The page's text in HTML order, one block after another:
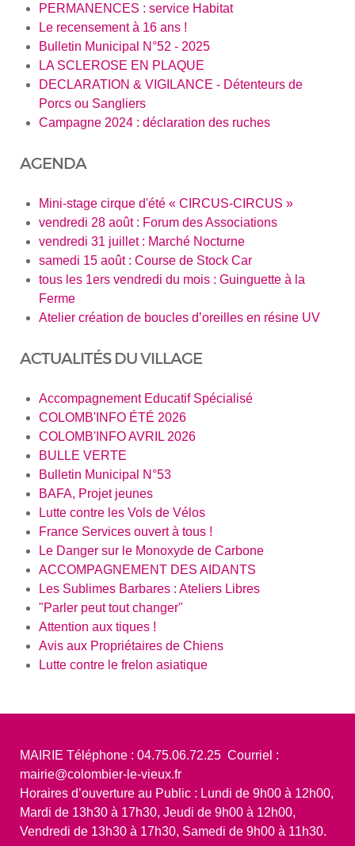
PERMANENCES : service Habitat
Le recensement à 16 ans !
Bulletin Municipal N°52 - 2025
LA SCLEROSE EN PLAQUE
DECLARATION & VIGILANCE - Détenteurs de
Porcs ou Sangliers
Campagne 2024 : déclaration des ruches
AGENDA
Mini-stage cirque d'été « CIRCUS-CIRCUS »
vendredi 28 août : Forum des Associations
vendredi 31 juillet : Marché Nocturne
samedi 15 août : Course de Stock Car
tous les 1ers vendredi du mois : Guinguette à la
Ferme
Atelier création de boucles d’oreilles en résine UV
ACTUALITÉS DU VILLAGE
Accompagnement Educatif Spécialisé
COLOMB'INFO ÉTÉ 2026
COLOMB'INFO AVRIL 2026
BULLE VERTE
Bulletin Municipal N°53
BAFA, Projet jeunes
Lutte contre les Vols de Vélos
France Services ouvert à tous !
Le Danger sur le Monoxyde de Carbone
ACCOMPAGNEMENT DES AIDANTS
Les Sublimes Barbares : Ateliers Libres
"Parler peut tout changer"
Attention aux tiques !
Avis aux Propriétaires de Chiens
Lutte contre le frelon asiatique
MAIRIE Téléphone : 04.75.06.72.25 Courriel :
mairie@colombier-le-vieux.fr
Horaires d’ouverture au Public : Lundi de 9h00 à 12h00,
Mardi de 13h30 à 17h30, Jeudi de 9h00 à 12h00,
Vendredi de 13h30 à 17h30, Samedi de 9h00 à 11h30.